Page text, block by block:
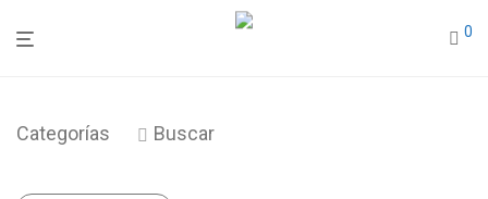
0
Categorías Buscar